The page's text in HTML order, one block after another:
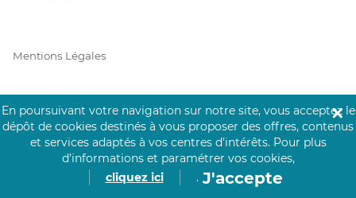
Mentions Légales
Prérequis Click&Care
Protection des Données
En poursuivant votre navigation sur notre site, vous acceptez le
dépôt de cookies destinés à vous proposer des offres, contenus
et services adaptés à vos centres d’intérêts. Pour plus
d’informations et paramétrer vos cookies,
cliquez ici
. J'accepte
✕